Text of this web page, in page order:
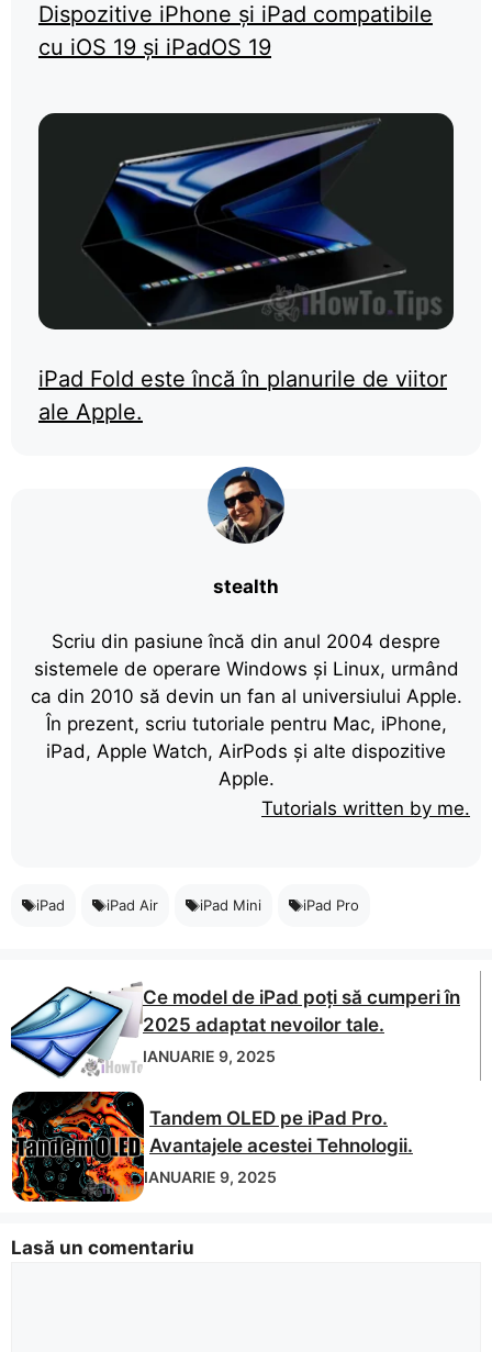
Dispozitive iPhone și iPad compatibile
cu iOS 19 și iPadOS 19
iPad Fold este încă în planurile de viitor
ale Apple.
stealth
Scriu din pasiune încă din anul 2004 despre
sistemele de operare Windows și Linux, urmând
ca din 2010 să devin un fan al universiului Apple.
În prezent, scriu tutoriale pentru Mac, iPhone,
iPad, Apple Watch, AirPods și alte dispozitive
Apple.
Tutorials written by me.
iPad iPad Air iPad Mini iPad Pro
Ce model de iPad poți să cumperi în
2025 adaptat nevoilor tale.
IANUARIE 9, 2025
Tandem OLED pe iPad Pro.
Avantajele acestei Tehnologii.
IANUARIE 9, 2025
Lasă un comentariu